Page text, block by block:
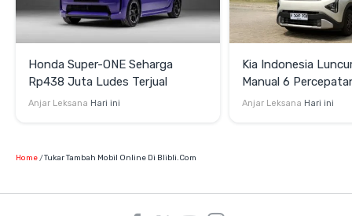
Honda Super-ONE Seharga
Rp438 Juta Ludes Terjual
Anjar Leksana Hari ini
Kia Indonesia
Manual 6
Rp269 Juta
Anjar Leksana Hari ini
Home Tukar Tambah Mobil Online Di Blibli.com